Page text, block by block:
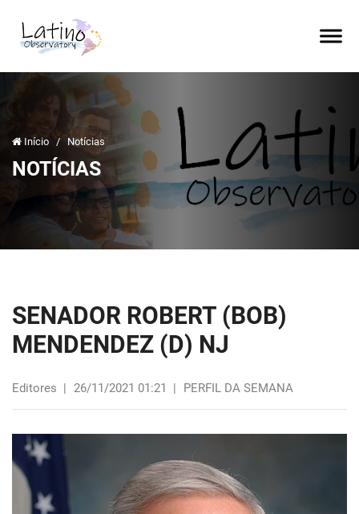
Início / Notícias
NOTÍCIAS
SENADOR ROBERT (BOB)
MENDENDEZ (D) NJ
Editores | 26/11/2021 01:21 | PERFIL DA SEMANA